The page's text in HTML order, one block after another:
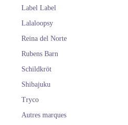
Label Label
Lalaloopsy
Reina del Norte
Rubens Barn
Schildkröt
Shibajuku
Tryco
Autres marques